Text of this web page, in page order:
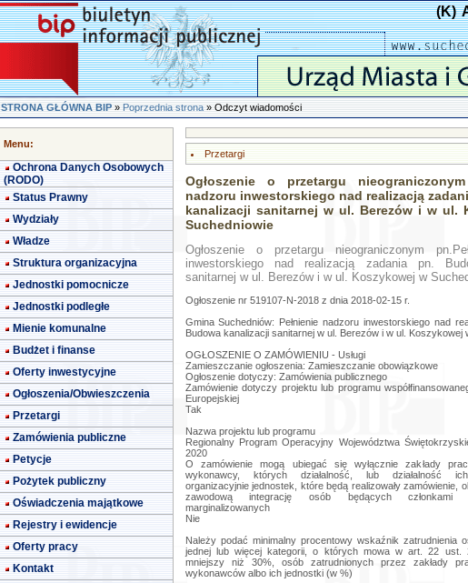
(K)
STRONA GŁÓWNA BIP»Poprzednia strona» Odczyt wiadomości
Menu:
Ochrona Danych Osobowych
(RODO)
Status Prawny
Wydziały
Władze
Struktura organizacyjna
Jednostki pomocnicze
Jednostki podległe
Mienie komunalne
Budżet i finanse
Oferty inwestycyjne
Ogłoszenia/Obwieszczenia
Przetargi
Zamówienia publiczne
Petycje
Pożytek publiczny
Oświadczenia majątkowe
Rejestry i ewidencje
Oferty pracy
Kontakt
Przetargi
Ogłoszenie o przetargu nieograniczonym
nadzoru inwestorskiego nad realizacją
kanalizacji sanitarnej w ul. Berezów i w ul.
Suchedniowie
Ogłoszenie o przetargu nieograniczonym
inwestorskiego nad realizacją zadania pn.
sanitarnej w ul. Berezów i w ul. Koszykowej w
Ogłoszenie nr 519107-N-2018 z dnia 2018-02-15 r.
Gmina Suchedniów: Pełnienie nadzoru inwestorskiego nad
Budowa kanalizacji sanitarnej w ul. Berezów i w ul. Koszykowej
OGŁOSZENIE O ZAMÓWIENIU - Usługi
Zamieszczanie ogłoszenia: Zamieszczanie obowiązkowe
Ogłoszenie dotyczy: Zamówienia publicznego
Zamówienie dotyczy projektu lub programu
Europejskiej
Tak
Nazwa projektu lub programu
Regionalny Program Operacyjny Województwa
2020
O zamówienie mogą ubiegać się wyłącznie zakłady
wykonawcy, których działalność, lub działalność
organizacyjnie jednostek, które będą realizowały zamówienie,
zawodową integrację osób będących członkami
marginalizowanych
Nie
Należy podać minimalny procentowy wskaźnik zatrudnienia
jednej lub więcej kategorii, o których mowa w art. 22 ust.
mniejszy niż 30%, osób zatrudnionych przez zakłady
wykonawców albo ich jednostki (w %)